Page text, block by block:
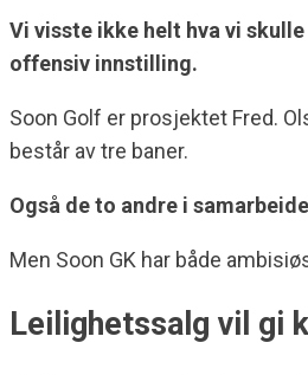
Vi visste ikke helt hva vi
offensiv innstilling.
Soon Golf er prosjektet Fred.
består av tre baner.
Også de to andre i
Men Soon GK har både
Leilighetssalg vil gi